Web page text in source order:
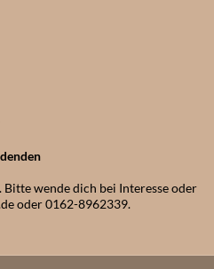
wende dich bei Interesse oder
oder 0162-8962339.